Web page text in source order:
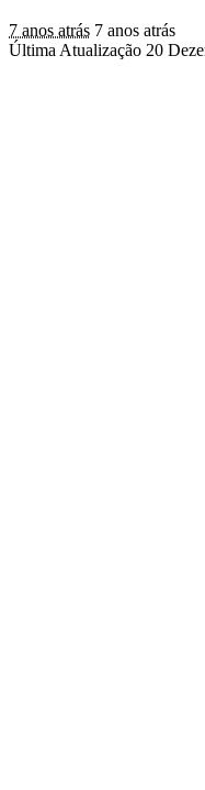
7 anos atrás 7 anos atrás
Última Atualização 20